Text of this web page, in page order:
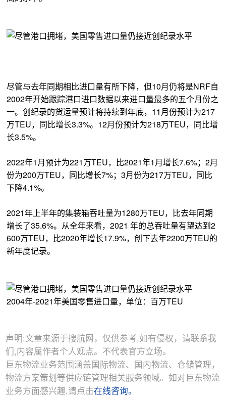
尽管与去年同期相比进口量有所下降，但10月仍将是NRF自
2002年开始跟踪港口进口数据以来进口量最多的五个月份之
一。创纪录的货运量预计将持续到年底，11月份预计为217
万TEU，同比增长3.3%。12月份预计为218万TEU，同比增
长3.5%。
2022年1月预计为221万TEU，比2021年1月增长7.6%；2月
份为200万TEU，同比增长7%；3月份为217万TEU，同比
下降4.1%。
2021年上半年的集装箱吞吐量为1280万TEU，比去年同期
增长了35.6%。从全年来看，2021 年的总吞吐量有望达到2
600万TEU，比2020年增长17.9%，创下去年2200万TEU的
新年度记录。
2004年-2021年美国零售进口量，单位：百万TEU
声明:文章来源于搜航网，仅供参考,如有侵权，请联系我
们,内容属作者个人观点。不代表官方立场。
巨东物流业务范围涵盖国际物流、国内物流、仓储管理，
物流方案策划等供应链管理相关服务领域。如对巨东物流
业务方面感兴趣,请点击在线咨询。